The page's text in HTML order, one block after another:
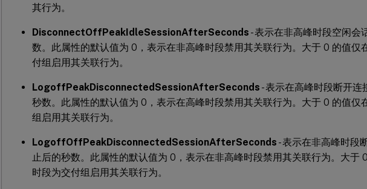
其行为。
DisconnectOffPeakIdleSessionAfterSeconds - 表示在非高峰时段空闲会
数。此属性的默认值为 0，表示在非高峰时段禁用其关联行为。大于 0 的值仅
付组启用其关联行为。
LogoffPeakDisconnectedSessionAfterSeconds - 表示在高峰时段断开连
秒数。此属性的默认值为 0，表示在高峰时段禁用其关联行为。大于 0 的值仅
组启用其关联行为。
LogoffOffPeakDisconnectedSessionAfterSeconds - 表示在非高峰时段
止后的秒数。此属性的默认值为 0，表示在非高峰时段禁用其关联行为。大于
时段为交付组启用其关联行为。